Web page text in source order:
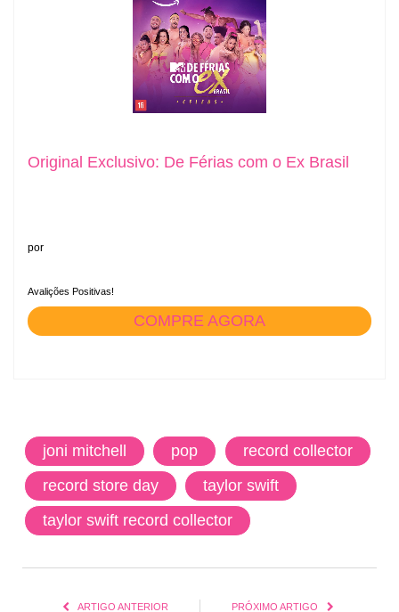
Original Exclusivo: De Férias com o Ex Brasil
por
Avalições Positivas!
COMPRE AGORA
joni mitchell pop
record collector
record store day
taylor swift
taylor swift record collector
ARTIGO ANTERIOR PRÓXIMO ARTIGO